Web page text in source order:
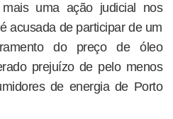
uma ação judicial nos
acusada de participar de um
do preço de óleo
prejuízo de pelo menos
de energia de Porto